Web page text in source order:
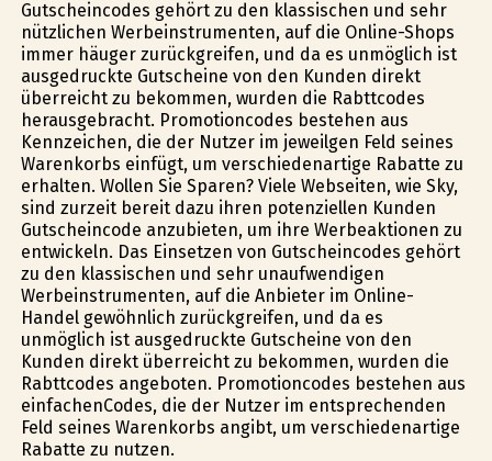
Gutscheincodes gehört zu den klassischen und sehr
nützlichen Werbeinstrumenten, auf die Online-Shops
immer häufiger zurückgreifen, und da es unmöglich ist
ausgedruckte Gutscheine von den Kunden direkt
überreicht zu bekommen, wurden die Rabttcodes
herausgebracht. Promotioncodes bestehen aus
Kennzeichen, die der Nutzer im jeweilgen Feld seines
Warenkorbs einfügt, um verschiedenartige Rabatte zu
erhalten. Wollen Sie Sparen? Viele Webseiten, wie Sky,
sind zurzeit bereit dazu ihren potenziellen Kunden
Gutscheincode anzubieten, um ihre Werbeaktionen zu
entwickeln. Das Einsetzen von Gutscheincodes gehört
zu den klassischen und sehr unaufwendigen
Werbeinstrumenten, auf die Anbieter im Online-
Handel gewöhnlich zurückgreifen, und da es
unmöglich ist ausgedruckte Gutscheine von den
Kunden direkt überreicht zu bekommen, wurden die
Rabttcodes angeboten. Promotioncodes bestehen aus
einfachenCodes, die der Nutzer im entsprechenden
Feld seines Warenkorbs angibt, um verschiedenartige
Rabatte zu nutzen.